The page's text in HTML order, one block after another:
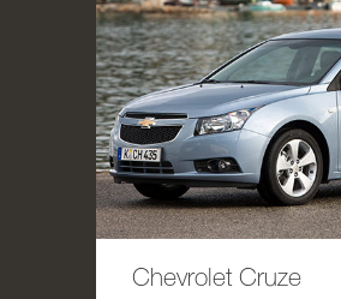
Chevrolet Cruze